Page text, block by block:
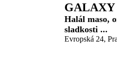
GALAXY
Halál maso,
sladkosti ...
Evropská 24,